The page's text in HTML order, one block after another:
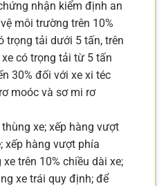
nhận kiểm định an
môi trường trên 10%
trọng tải dưới 5 tấn, trên
có trọng tải từ 5 tấn
30% đối với xe xi téc
moóc và sơ mi rơ
xe; xếp hàng vượt
xếp hàng vượt phía
trên 10% chiều dài xe;
xe trái quy định; để